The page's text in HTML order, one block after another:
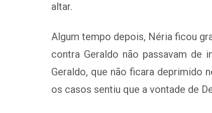
altar.
Algum tempo depois, Néria ficou
contra Geraldo não passavam de
Geraldo, que não ficara deprimido
os casos sentiu que a vontade de